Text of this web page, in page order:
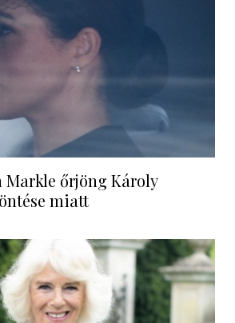
Markle őrjöng Károly
miatt